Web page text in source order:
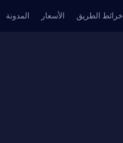
خرائط الطريق الأسعار المدونة